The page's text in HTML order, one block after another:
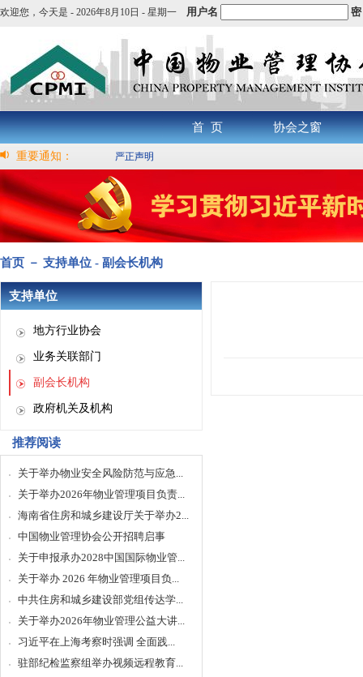
欢迎您， 今天是 - 2026年8月10日 - 星期一 用户名
首 页 协会之窗
重要通知： 严正声明
首页 － 支持单位 - 副会长机构
支持单位
地方行业协会
业务关联部门
副会长机构
政府机关及机构
推荐阅读
关于举办物业安全风险防范与应急...
关于举办2026年物业管理项目负责...
海南省住房和城乡建设厅关于举办2...
中国物业管理协会公开招聘启事
关于申报承办2028中国国际物业管...
关于举办 2026 年物业管理项目负...
中共住房和城乡建设部党组传达学...
关于举办2026年物业管理公益大讲...
习近平在上海考察时强调 全面践...
驻部纪检监察组举办视频远程教育...